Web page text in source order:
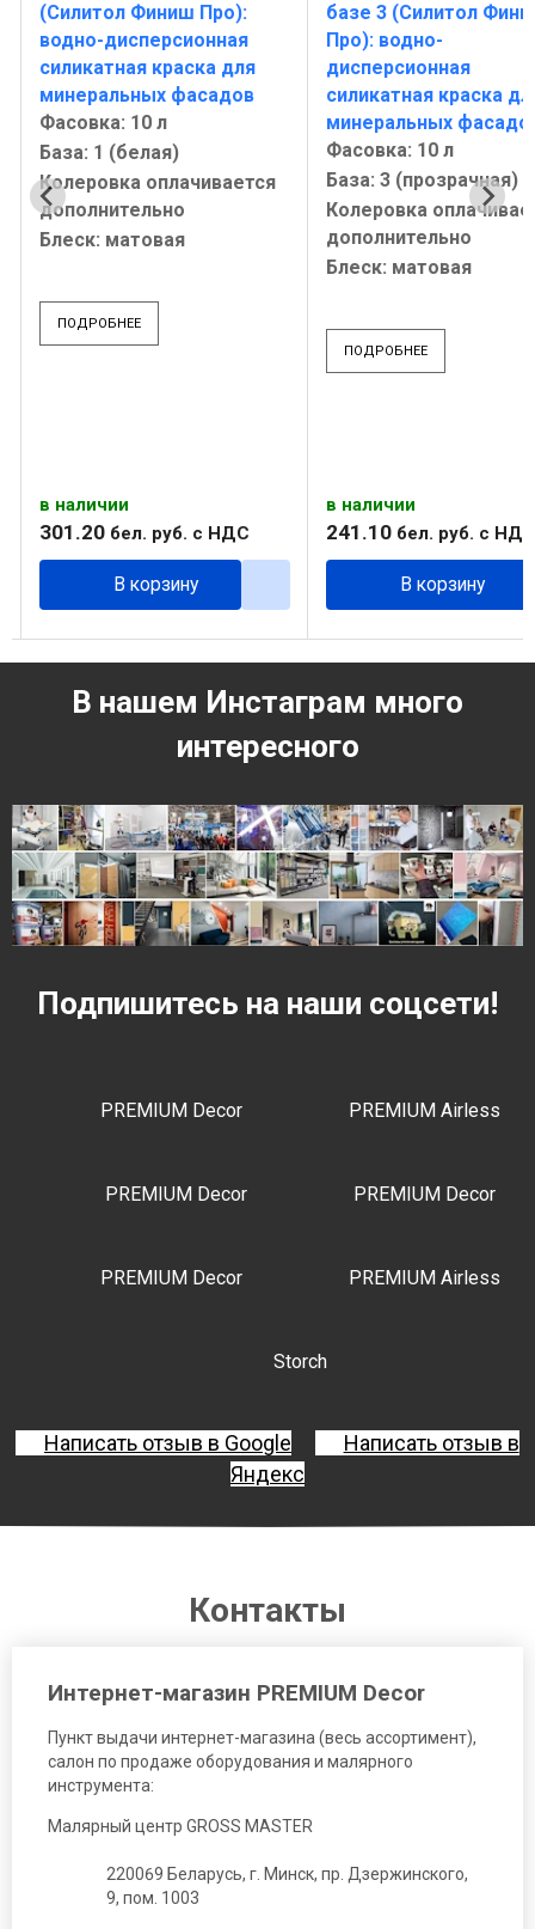
базе 3 (Силитол Финиш
Про): водно-
дисперсионная
силикатная краска для
минеральных фасадов
Фасовка: 10 л
База: 3 (прозрачная)
Колеровка оплачивается
дополнительно
в наличии
241.10бел. руб. с НДС
В корзину
Silikat (Эксперт
Силикат): водно-
дисперсионная
силикатная
интерьерная краска
Фасовка: 10 л
База: 1 (белая)
Колеровка
дополнительно
Моющаяся: 2 класс
Блеск: матовая
Скидка при покупке от
материала
В корзину
В нашем Инстаграм много
интересного
Подпишитесь на наши соцсети!
PREMIUM Decor PREMIUM Airless
PREMIUM Decor PREMIUM Decor
PREMIUM Decor PREMIUM Airless
Storch
Написать отзыв в Google
Написать отзыв в
Яндекс
Контакты
Интернет-магазин PREMIUM Decor
Пункт выдачи интернет-магазина (весь ассортимент),
салон по продаже оборудования и малярного
инструмента:
Малярный центр GROSS MASTER
220069 Беларусь, г. Минск, пр. Дзержинского,
9, пом. 1003